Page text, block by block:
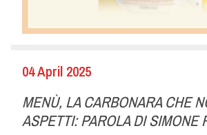
04 April 2025
MENÙ, LA CARBONARA CHE
ASPETTI: PAROLA DI SIMONE